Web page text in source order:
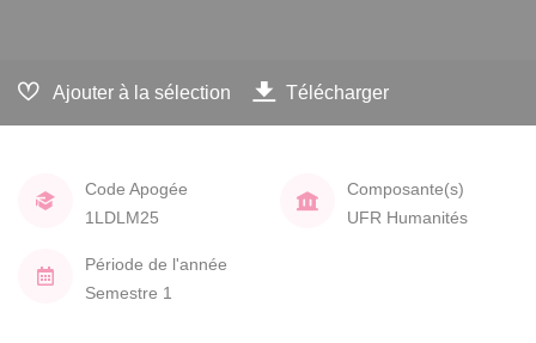
Ajouter à la sélection Télécharger
Code Apogée
1LDLM25
Composante(s)
UFR Humanités
Période de l'année
Semestre 1